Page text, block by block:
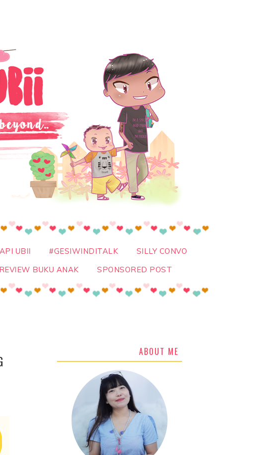
UBII #GESIWINDITALK
SILLY CONVO
REVIEW BUKU ANAK SPONSORED POST
ABOUT ME